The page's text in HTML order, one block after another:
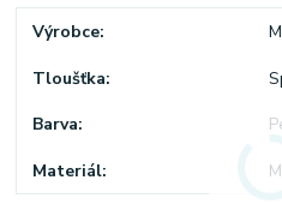
Výrobce
Tloušťka
Barva
Materiál